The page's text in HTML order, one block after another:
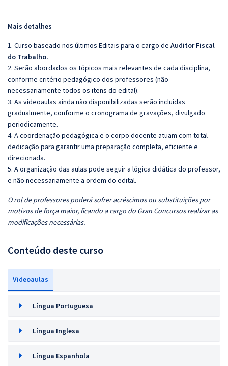
Mais detalhes
1. Curso baseado nos últimos Editais para o cargo de Auditor Fiscal
do Trabalho.
2. Serão abordados os tópicos mais relevantes de cada disciplina,
conforme critério pedagógico dos professores (não
necessariamente todos os itens do edital).
3. As videoaulas ainda não disponibilizadas serão incluídas
gradualmente, conforme o cronograma de gravações, divulgado
periodicamente.
4. A coordenação pedagógica e o corpo docente atuam com total
dedicação para garantir uma preparação completa, eficiente e
direcionada.
5. A organização das aulas pode seguir a lógica didática do professor,
e não necessariamente a ordem do edital.
O rol de professores poderá sofrer acréscimos ou substituições por
motivos de força maior, ficando a cargo do Gran Concursos realizar as
modificações necessárias.
Conteúdo deste curso
Videoaulas
Língua Portuguesa
Língua Inglesa
Língua Espanhola